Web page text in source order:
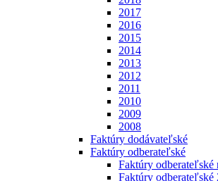
2017
2016
2015
2014
2013
2012
2011
2010
2009
2008
Faktúry dodávateľské
Faktúry odberateľské
Faktúry odberateľské
Faktúry odberateľské